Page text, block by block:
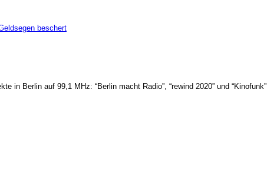
beschert
in Berlin auf 99,1 MHz: “Berlin macht Radio”, “rewind 2020” und “Kinofunk”